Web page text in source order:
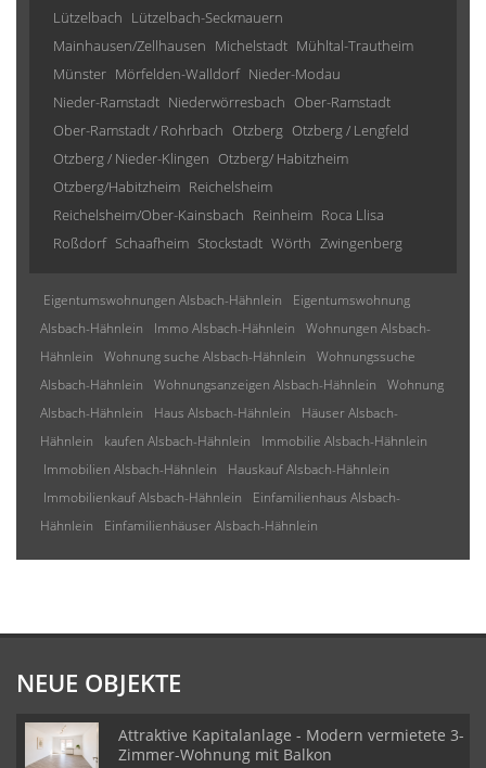
Lützelbach Lützelbach-Seckmauern
Mainhausen/Zellhausen Michelstadt Mühltal-Trautheim
Münster Mörfelden-Walldorf Nieder-Modau
Nieder-Ramstadt Niederwörresbach Ober-Ramstadt
Ober-Ramstadt / Rohrbach Otzberg Otzberg / Lengfeld
Otzberg / Nieder-Klingen Otzberg/ Habitzheim
Otzberg/Habitzheim Reichelsheim
Reichelsheim/Ober-Kainsbach Reinheim Roca Llisa
Roßdorf Schaafheim Stockstadt Wörth Zwingenberg
Eigentumswohnungen Alsbach-Hähnlein
Eigentumswohnung
Alsbach-Hähnlein
Immo Alsbach-Hähnlein
Wohnungen Alsbach-
Hähnlein
Wohnung suche Alsbach-Hähnlein
Wohnungssuche
Alsbach-Hähnlein
Wohnungsanzeigen Alsbach-Hähnlein
Wohnung
Alsbach-Hähnlein
Haus Alsbach-Hähnlein
Häuser Alsbach-
Hähnlein
kaufen Alsbach-Hähnlein
Immobilie Alsbach-Hähnlein
Immobilien Alsbach-Hähnlein
Hauskauf Alsbach-Hähnlein
Immobilienkauf Alsbach-Hähnlein
Einfamilienhaus Alsbach-
Hähnlein
Einfamilienhäuser Alsbach-Hähnlein
NEUE OBJEKTE
Attraktive Kapitalanlage - Modern vermietete 3-
Zimmer-Wohnung mit Balkon